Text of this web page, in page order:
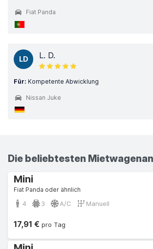
Fiat Panda
LD L. D.
Für: Kompetente Abwicklung
Nissan Juke
Die beliebtesten
Mini
Fiat Panda oder ähnlich
4 3 A/C Manuell
17,91 € pro Tag